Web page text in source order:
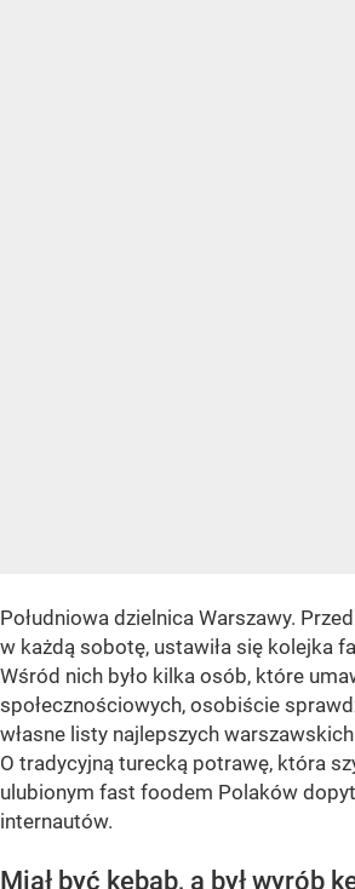
Południowa dzielnica Warszawy.
w każdą sobotę, ustawiła się kolejka
Wśród nich było kilka osób, które
społecznościowych, osobiście
własne listy najlepszych
O tradycyjną turecką potrawę, która
ulubionym fast foodem Polaków
internautów.
Miał być kebab, a był wyrób